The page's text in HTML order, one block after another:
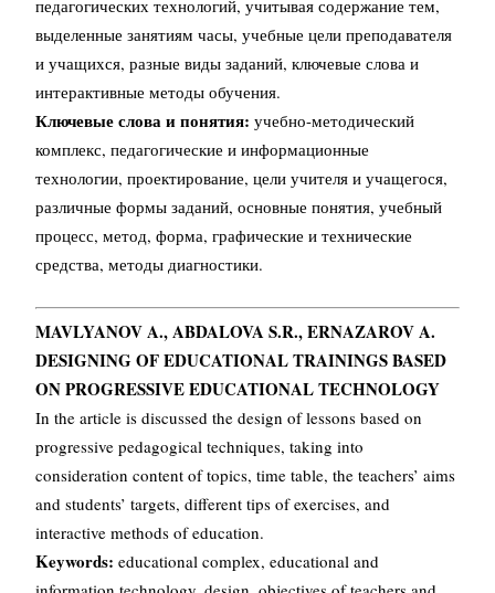
педагогических технологий, учитывая содержание тем,
выделенные занятиям часы, учебные цели преподавателя
и учащихся, разные виды заданий, ключевые слова и
интерактивные методы обучения.
Ключевые слова и понятия: учебно-методический
комплекс, педагогические и информационные
технологии, проектирование, цели учителя и учащегося,
различные формы заданий, основные понятия, учебный
процесс, метод, форма, графические и технические
средства, методы диагностики.
MAVLYANOV A., ABDALOVA S.R., ERNAZAROV A.
DESIGNING OF EDUCATIONAL TRAININGS BASED
ON PROGRESSIVE EDUCATIONAL TECHNOLOGY
In the article is discussed the design of lessons based on
progressive pedagogical techniques, taking into
consideration content of topics, time table, the teachers’ aims
and students’ targets, different tips of exercises, and
interactive methods of education.
Keywords: educational complex, educational and